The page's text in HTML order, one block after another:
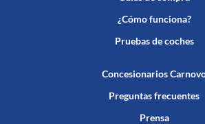
¿Cómo funciona?
Pruebas de coches
Concesionarios
Preguntas frecuentes
Prensa